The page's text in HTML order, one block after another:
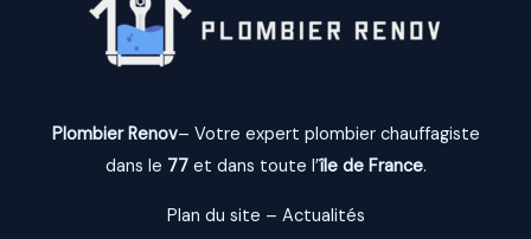
Plombier Renov– Votre expert plombier chauffagiste
dans le 77et dans toute l’île de France.
Plan du site – Actualités